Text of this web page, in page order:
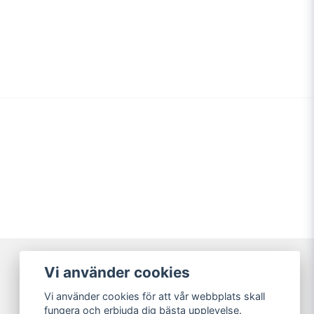
Vi använder cookies
Vi använder cookies för att vår webbplats skall
fungera och erbjuda dig bästa upplevelse.